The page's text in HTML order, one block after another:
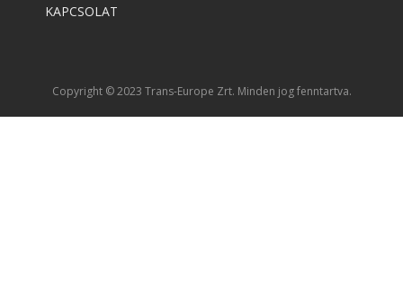
KAPCSOLAT
Copyright © 2023 Trans-Europe Zrt. Minden jog fenntartva.